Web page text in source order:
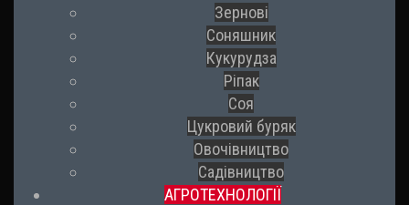
Зернові
Соняшник
Кукурудза
Ріпак
Соя
Цукровий буряк
Овочівництво
Садівництво
АГРОТЕХНОЛОГІЇ